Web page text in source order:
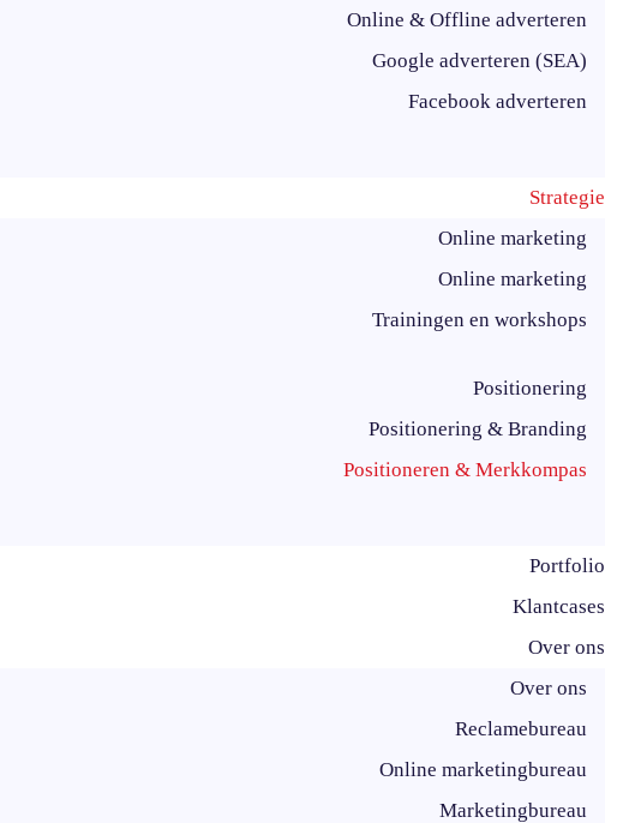
Online & Offline adverteren
Google adverteren (SEA)
Facebook adverteren
Strategie
Online marketing
Online marketing
Trainingen en workshops
Positionering
Positionering & Branding
Positioneren & Merkkompas
Portfolio
Klantcases
Over ons
Over ons
Reclamebureau
Online marketingbureau
Marketingbureau